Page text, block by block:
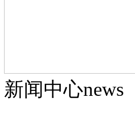
新闻中心news